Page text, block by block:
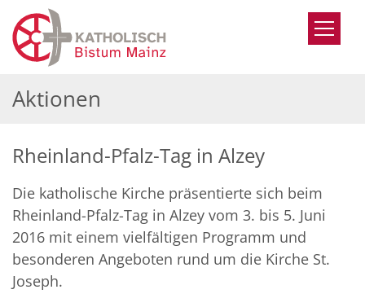
Zum Inhalt springen
Aktionen
Rheinland-Pfalz-Tag in Alzey
Die katholische Kirche präsentierte sich beim
Rheinland-Pfalz-Tag in Alzey vom 3. bis 5. Juni
2016 mit einem vielfältigen Programm und
besonderen Angeboten rund um die Kirche St.
Joseph.